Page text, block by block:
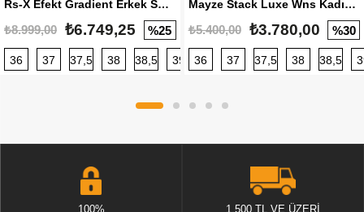
Rs-X Efekt Gradient Erkek Sneaker
₺8.999,00 ₺6.749,25 %25
36 37 37,5 38 38,5 39 40 40,5 41 42 42,5
Mayze Stack Luxe Wns Kadın Sneaker
₺5.400,00 ₺3.780,00 %30
36 37 37,5 38 38,5
100%
1.500 TL VE ÜZERİ